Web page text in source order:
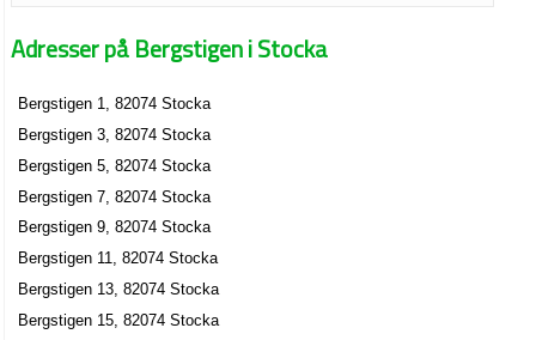
Adresser på Bergstigen i Stocka
Bergstigen 1, 82074 Stocka
Bergstigen 3, 82074 Stocka
Bergstigen 5, 82074 Stocka
Bergstigen 7, 82074 Stocka
Bergstigen 9, 82074 Stocka
Bergstigen 11, 82074 Stocka
Bergstigen 13, 82074 Stocka
Bergstigen 15, 82074 Stocka